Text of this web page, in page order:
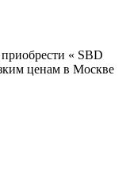
« SBD
ценам в Москве